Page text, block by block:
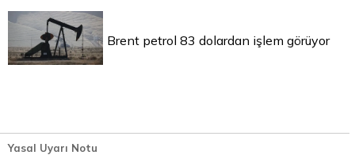
Brent petrol 83 dolardan işlem görüyor
Yasal Uyarı Notu